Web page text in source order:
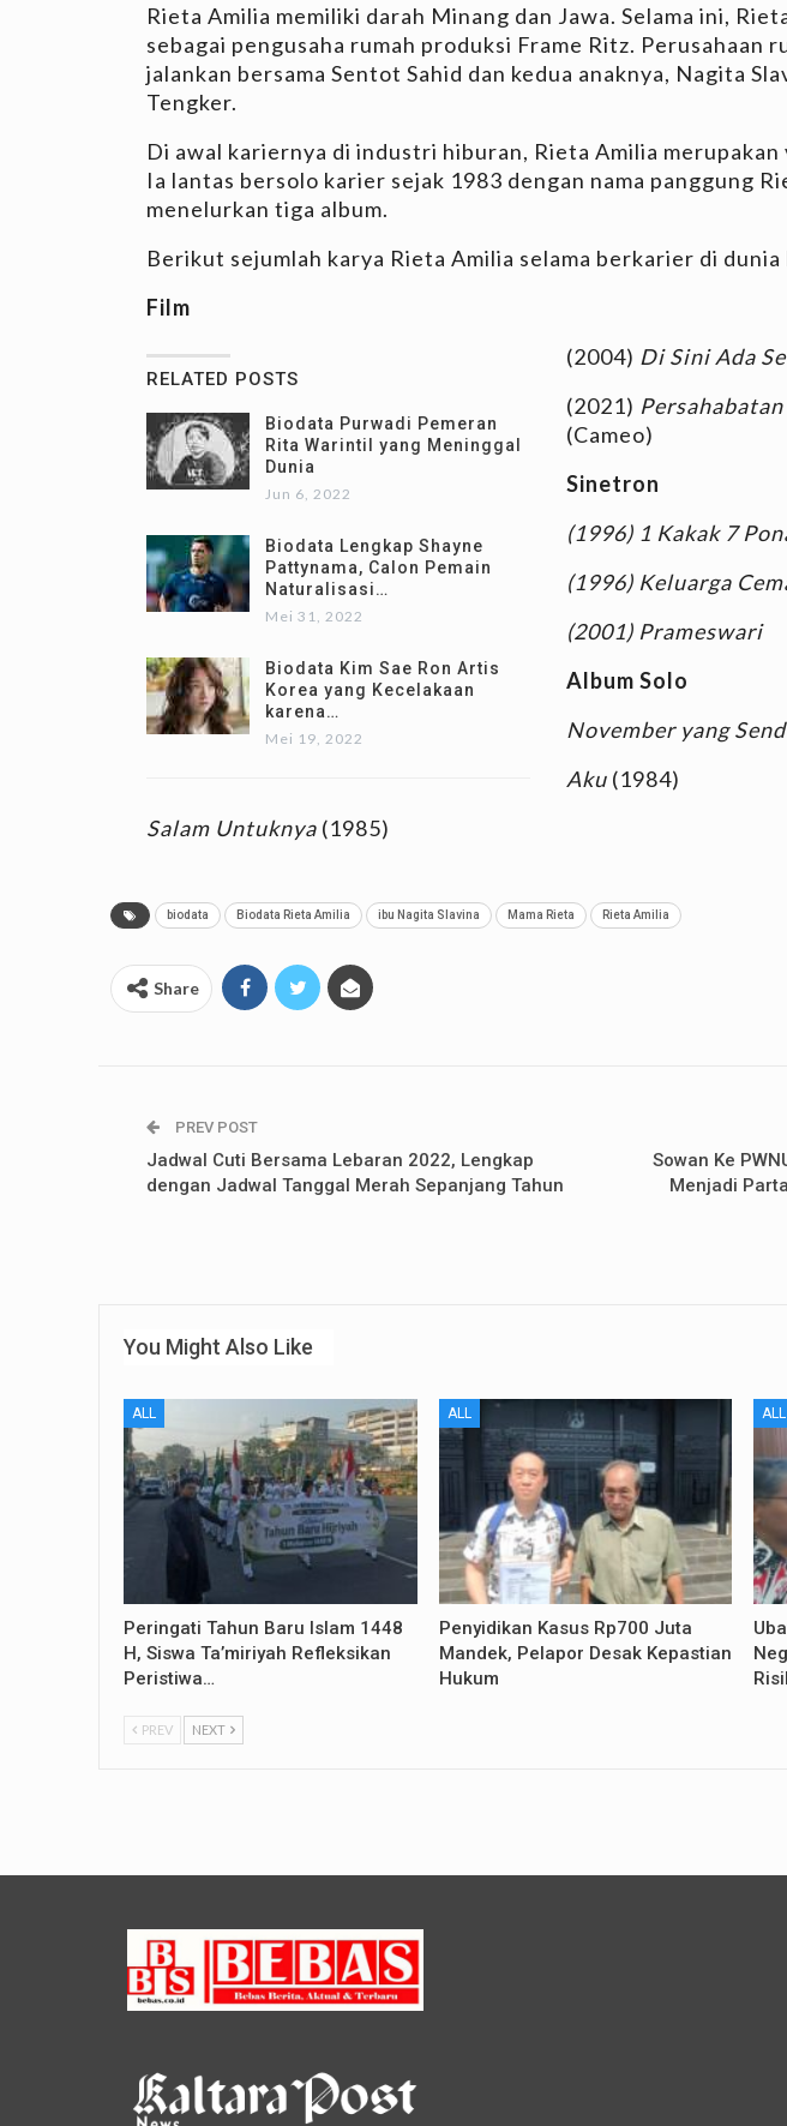
Rieta Amilia memiliki darah Minang dan Jawa. Selama ini,
sebagai pengusaha rumah produksi Frame Ritz. Perusahaan
jalankan bersama Sentot Sahid dan kedua anaknya, Nagita
Tengker.
Di awal kariernya di industri hiburan, Rieta Amilia merupakan
Ia lantas bersolo karier sejak 1983 dengan nama panggung
menelurkan tiga album.
Berikut sejumlah karya Rieta Amilia selama berkarier di dunia
Film
RELATED POSTS
Biodata Purwadi Pemeran
Rita Warintil yang Meninggal
Dunia
Jun 6, 2022
Biodata Lengkap Shayne
Pattynama, Calon Pemain
Naturalisasi…
Mei 31, 2022
Biodata Kim Sae Ron Artis
Korea yang Kecelakaan
karena…
Mei 19, 2022
(2004) Di Sini Ada
(2021)
(Cameo)
Sinetron
(1996) 1 Kakak 7
(1996) Keluarga
(2001) Prameswari
Album Solo
November yang
Aku (1984)
Salam Untuknya (1985)
biodata Biodata Rieta Amilia ibu Nagita Slavina Mama Rieta Rieta Amilia
Share
PREV POST
Jadwal Cuti Bersama Lebaran 2022, Lengkap
dengan Jadwal Tanggal Merah Sepanjang Tahun
Sowan Ke
Menjadi
You Might Also Like
ALL
Peringati Tahun Baru Islam 1448
H, Siswa Ta’miriyah Refleksikan
Peristiwa…
ALL
Penyidikan Kasus Rp700 Juta
Mandek, Pelapor Desak Kepastian
Hukum
ALL
PREV NEXT